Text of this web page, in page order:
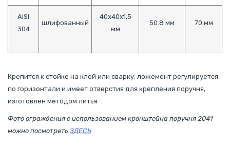
AISI
304
шлифованный
40х40х1,5
мм
50.8 мм 70 мм
Крепится к стойке на клей или сварку, ложемент регулируется
по горизонтали и имеет отверстия для крепления поручня,
изготовлен методом литья
Фото ограждения с использованием кронштейна поручня 2041
можно посмотреть ЗДЕСЬ